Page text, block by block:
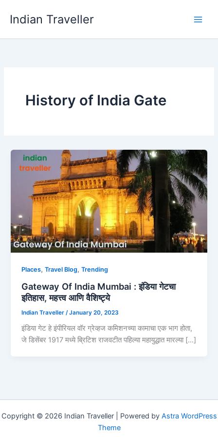
Indian Traveller
History of India Gate
Places,Travel Blog,Trending
Gateway Of India Mumbai : इंडिया गेटचा
इतिहास, महत्त्व आणि वैशिष्ट्ये
Indian Traveller /January 20, 2023
इंडिया गेट हे इंपीरियल वॉर ग्रेव्हज कमिशनच्या कामाचा एक भाग होता,
जे डिसेंबर 1917 मध्ये ब्रिटिश राजवटीत पहिल्या महायुद्धात मारल्या […]
Copyright © 2026 Indian Traveller | Powered by Astra WordPress
Theme